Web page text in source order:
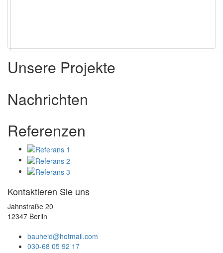
Unsere Projekte
Nachrichten
Referenzen
Kontaktieren Sie uns
Jahnstraße 20
12347 Berlin
bauheld@hotmail.com
030-68 05 92 17